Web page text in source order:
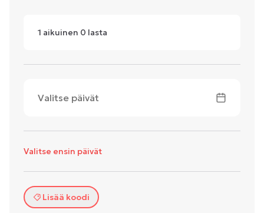
1 aikuinen 0 lasta
Valitse päivät
Valitse ensin päivät
Lisää koodi